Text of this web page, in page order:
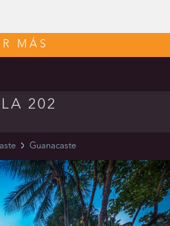
MÁS
202
Guanacaste